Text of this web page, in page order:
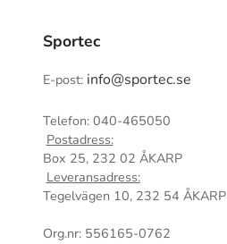
Sportec
E-post: info@sportec.se
Telefon: 040-465050
Postadress:
Box 25, 232 02 ÅKARP
Leveransadress:
Tegelvägen 10, 232 54 ÅKARP
Org.nr: 556165-0762